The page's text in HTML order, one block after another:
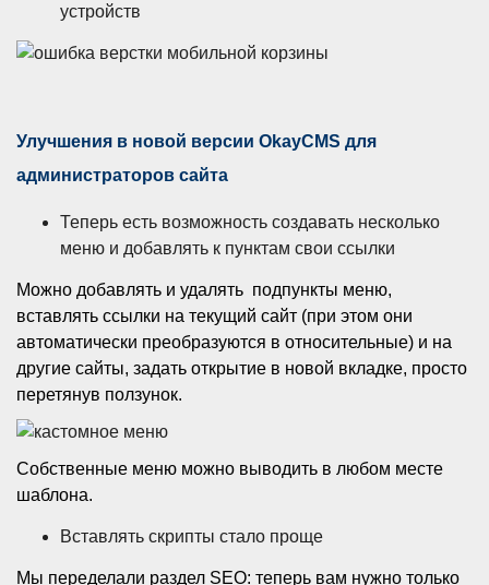
устройств
Улучшения в новой версии OkayCMS для
администраторов сайта
Теперь есть возможность создавать несколько
меню и добавлять к пунктам свои ссылки
Можно добавлять и удалять подпункты меню,
вставлять ссылки на текущий сайт (при этом они
автоматически преобразуются в относительные) и на
другие сайты, задать открытие в новой вкладке, просто
перетянув ползунок.
Собственные меню можно выводить в любом месте
шаблона.
Вставлять скрипты стало проще
Мы переделали раздел SEO: теперь вам нужно только